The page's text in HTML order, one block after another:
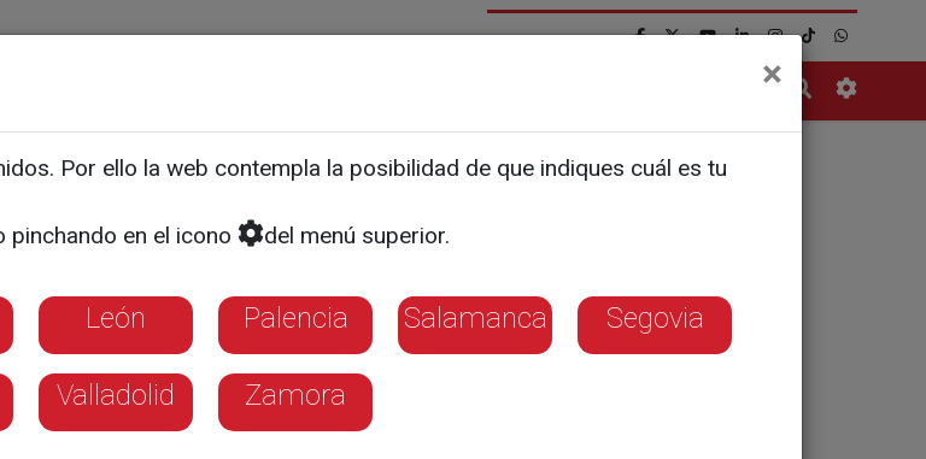
tras más de 6
×
Por ello la web contempla la posibilidad de que indiques cuál es tu
pinchando en el icono
del menú superior.
León Palencia Salamanca Segovia
Valladolid Zamora